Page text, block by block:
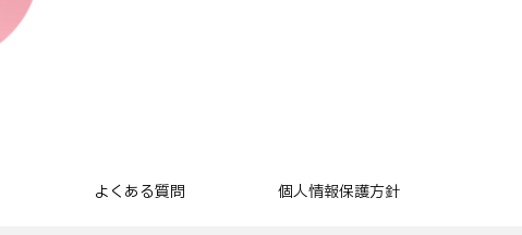
よくある質問 個人情報保護方針